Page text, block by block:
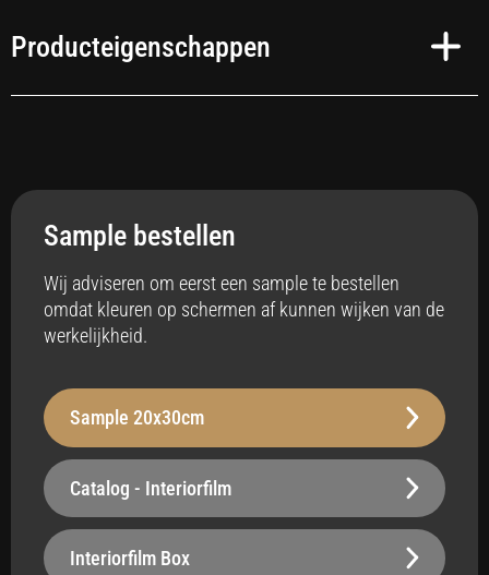
Producteigenschappen
Anti-bacterieel
Badkamer
Vloerverwarming
Ja
Robuust - 240 µm
Oppervlak
Sample bestellen
Wij adviseren om eerst een sample te bestellen
omdat kleuren op schermen af kunnen wijken van de
werkelijkheid.
Sample 20x30cm
Catalog - Interiorfilm
Interiorfilm Box